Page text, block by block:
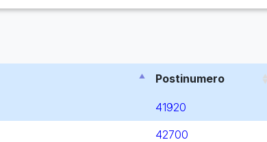
Postinumero
41920
42700